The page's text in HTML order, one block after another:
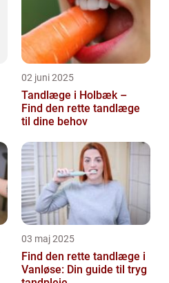
02 juni 2025
Tandlæge i Holbæk –
Find den rette tandlæge
til dine behov
03 maj 2025
Find den rette tandlæge i
Vanløse: Din guide til tryg